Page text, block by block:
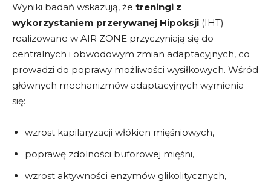
Wyniki badań wskazują, że treningi z
wykorzystaniem przerywanej Hipoksji (IHT)
realizowane w AIR ZONE przyczyniają się do
centralnych i obwodowym zmian adaptacyjnych, co
prowadzi do poprawy możliwości wysiłkowych. Wśród
głównych mechanizmów adaptacyjnych wymienia
się:
wzrost kapilaryzacji włókien mięśniowych,
poprawę zdolności buforowej mięśni,
wzrost aktywności enzymów glikolitycznych,